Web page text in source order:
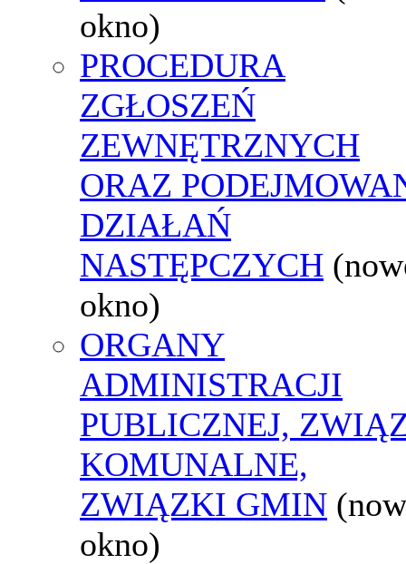
okno)
PROCEDURA
ZGŁOSZEŃ
ZEWNĘTRZNYCH
ORAZ
DZIAŁAŃ
NASTĘPCZYCH
okno)
ORGANY
ADMINISTRACJI
PUBLICZNEJ,
KOMUNALNE,
ZWIĄZKI GMIN
okno)